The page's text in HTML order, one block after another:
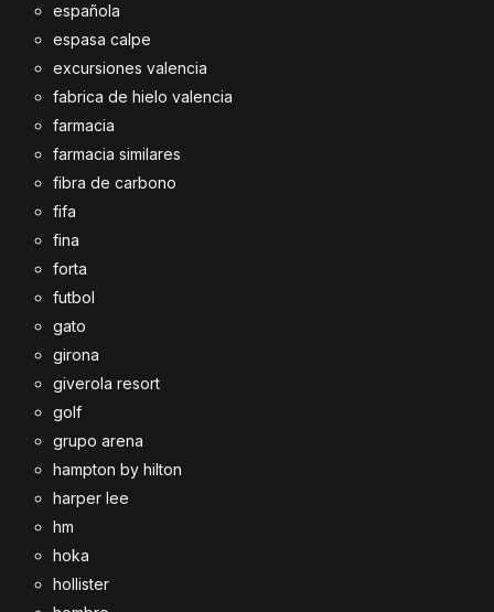
española
espasa calpe
excursiones valencia
fabrica de hielo valencia
farmacia
farmacia similares
fibra de carbono
fifa
fina
forta
futbol
gato
girona
giverola resort
golf
grupo arena
hampton by hilton
harper lee
hm
hoka
hollister